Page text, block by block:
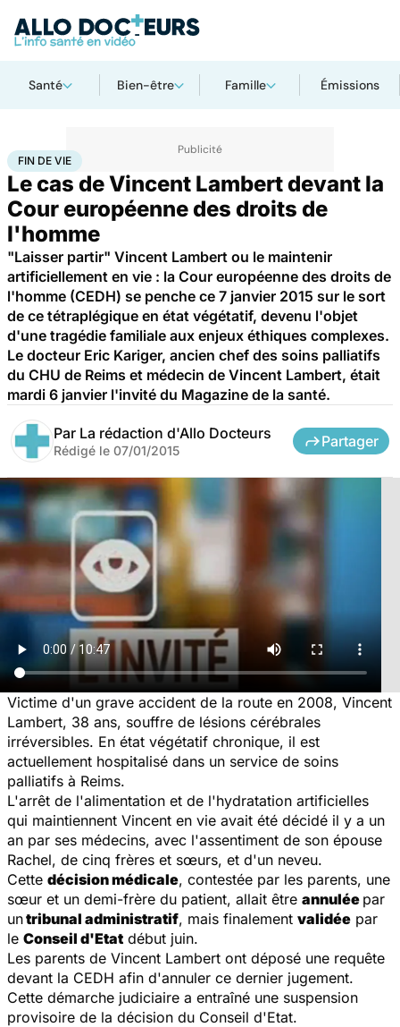
Santé Bien-être Famille Émissions
AccueilSantéFin de vie
FIN DE VIE
Le cas de Vincent Lambert devant la
Cour européenne des droits de
l'homme
"Laisser partir" Vincent Lambert ou le maintenir
artificiellement en vie : la Cour européenne des droits de
l'homme (CEDH) se penche ce 7 janvier 2015 sur le sort
de ce tétraplégique en état végétatif, devenu l'objet
d'une tragédie familiale aux enjeux éthiques complexes.
Le docteur Eric Kariger, ancien chef des soins palliatifs
du CHU de Reims et médecin de Vincent Lambert, était
mardi 6 janvier l'invité du Magazine de la santé.
Par La rédaction d'Allo Docteurs
Rédigé le 07/01/2015
Partager
Victime d'un grave accident de la route en 2008, Vincent
Lambert, 38 ans, souffre de lésions cérébrales
irréversibles. En état végétatif chronique, il est
actuellement hospitalisé dans un service de soins
palliatifs à Reims.
L'arrêt de l'alimentation et de l'hydratation artificielles
qui maintiennent Vincent en vie avait été décidé il y a un
an par ses médecins, avec l'assentiment de son épouse
Rachel, de cinq frères et sœurs, et d'un neveu.
Cette décision médicale, contestée par les parents, une
sœur et un demi-frère du patient, allait être annulée par
untribunal administratif, mais finalement validée par
le Conseil d'Etat début juin.
Les parents de Vincent Lambert ont déposé une requête
devant la CEDH afin d'annuler ce dernier jugement.
Cette démarche judiciaire a entraîné une suspension
provisoire de la décision du Conseil d'Etat.